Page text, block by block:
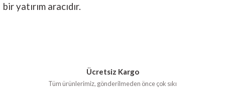
bir yatırım aracıdır.
Ücretsiz Kargo
Tüm ürünlerimiz, gönderilmeden önce çok sıkı